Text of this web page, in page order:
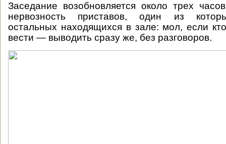
Заседание возобновляется около трех
нервозность приставов, один из
остальных находящихся в зале: мол, если
вести — выводить сразу же, без разговоров.